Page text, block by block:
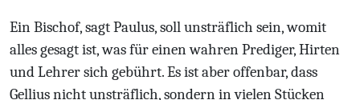
Ein Bischof, sagt Paulus, soll unsträflich sein, womit
alles gesagt ist, was für einen wahren Prediger, Hirten
und Lehrer sich gebührt. Es ist aber offenbar, dass
Gellius nicht unsträflich, sondern in vielen Stücken